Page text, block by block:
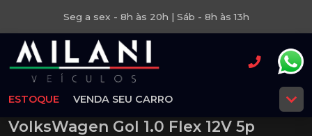
Seg a sex - 8h às 20h | Sáb - 8h às 13h
ESTOQUE VENDA SEU CARRO
VolksWagen Gol 1.0 Flex 12V 5p